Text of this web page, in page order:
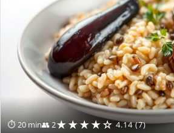
⏱ 20 min👥 2★★★★☆ 4.14 (7)